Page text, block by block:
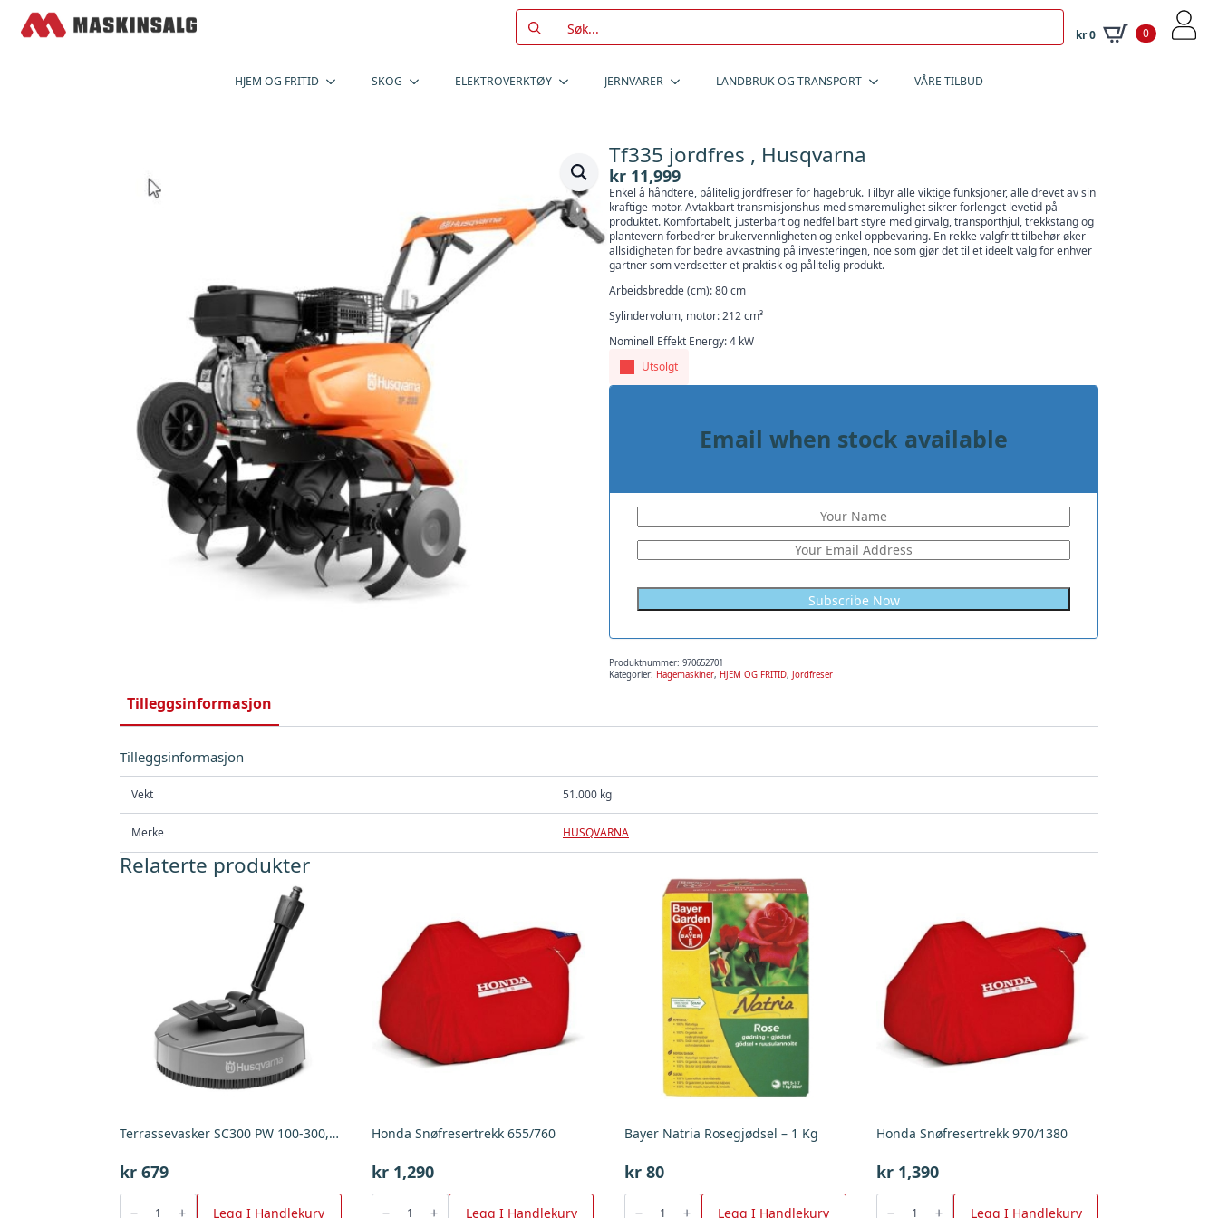
Search
for:
kr0 0
HJEM OG FRITID SKOG ELEKTROVERKTØY JERNVARER LANDBRUK OG TRANSPORT VÅRE TILBUD
Tf335 jordfres , Husqvarna
kr 11,999
Enkel å håndtere, pålitelig jordfreser for hagebruk. Tilbyr alle viktige funksjoner, alle drevet av sin
kraftige motor. Avtakbart transmisjonshus med smøremulighet sikrer forlenget levetid på
produktet. Komfortabelt, justerbart og nedfellbart styre med girvalg, transporthjul, trekkstang og
plantevern forbedrer brukervennligheten og enkel oppbevaring. En rekke valgfritt tilbehør øker
allsidigheten for bedre avkastning på investeringen, noe som gjør det til et ideelt valg for enhver
gartner som verdsetter et praktisk og pålitelig produkt.
Arbeidsbredde (cm): 80 cm
Sylindervolum, motor: 212 cm³
Nominell Effekt Energy: 4 kW
Utsolgt
Email when stock available
Produktnummer: 970652701
Kategorier: Hagemaskiner, HJEM OG FRITID, Jordfreser
Tilleggsinformasjon
Tilleggsinformasjon
Vekt 51.000 kg
Merke HUSQVARNA
Relaterte produkter
Terrassevasker SC300 PW 100-300, Husqvarna
kr 679
Terrassevasker
Legg I Handlekurv
Honda Snøfresertrekk 655/760
kr 1,290
Honda
Snøfresertrekk Legg I Handlekurv
Bayer Natria Rosegjødsel – 1 Kg
kr80
Bayer
Legg I Handlekurv
Honda Snøfresertrekk 970/1380
kr 1,390
Honda
Snøfresertrekk Legg I Handlekurv